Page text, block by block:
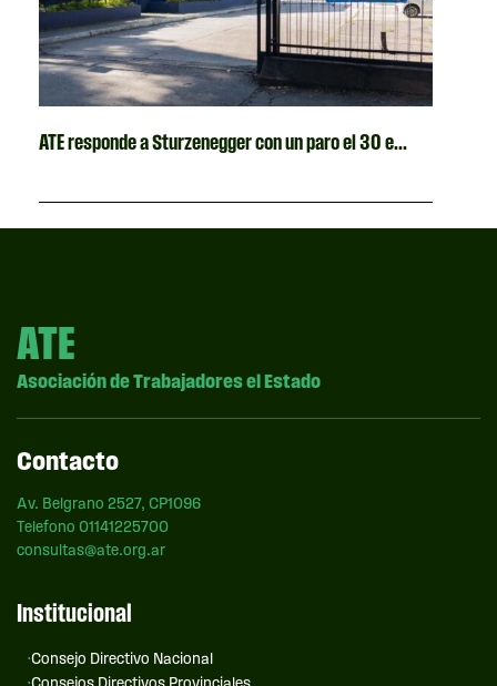
ATE responde a Sturzenegger con un paro el 30 e...
ATE
Asociación de Trabajadores el Estado
Contacto
Av. Belgrano 2527, CP1096
Telefono 01141225700
consultas@ate.org.ar
Institucional
Consejo Directivo Nacional